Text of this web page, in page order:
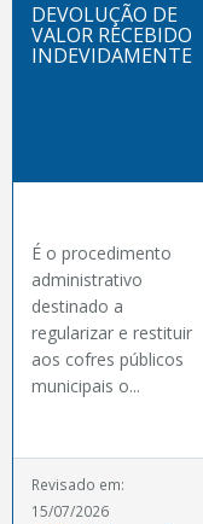
DEVOLUÇÃO DE
VALOR RECEBIDO
INDEVIDAMENTE
É o procedimento
administrativo
destinado a
regularizar e restituir
aos cofres públicos
municipais o...
Revisado em:
15/07/2026